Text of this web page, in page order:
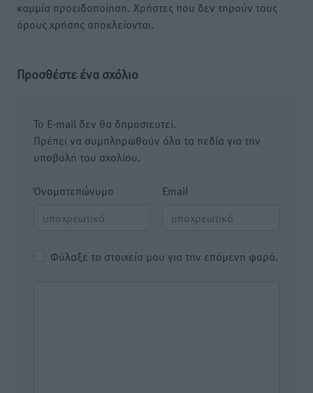
καμμία προειδοποίηση. Χρήστες που δεν τηρούν τους
όρους χρήσης αποκλείονται.
Προσθέστε ένα σχόλιο
Το E-mail δεν θα δημοσιευτεί.
Πρέπει να συμπληρωθούν όλα τα πεδία για την
υποβολή του σχολίου.
Όνοματεπώνυμο Email
Φύλαξε τα στοιχεία μου για την επόμενη φορά.